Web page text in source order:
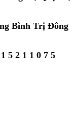
Bình Trị Đông
5 2 1 1 0 7 5